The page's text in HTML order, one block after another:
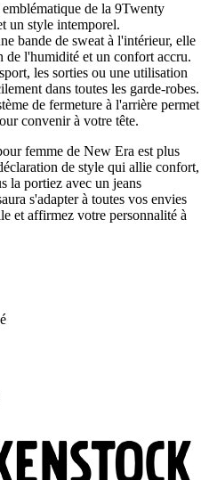
de la 9Twenty
un style intemporel.
bande de sweat à l'intérieur, elle
de l'humidité et un confort accru.
les sorties ou une utilisation
dans toutes les garde-robes.
de fermeture à l'arrière permet
convenir à votre tête.
femme de New Era est plus
de style qui allie confort,
la portiez avec un jeans
s'adapter à toutes vos envies
et affirmez votre personnalité à